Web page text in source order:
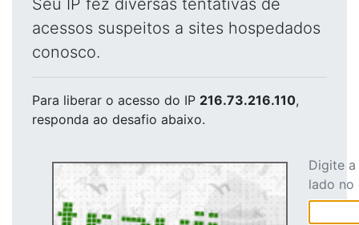
Seu IP fez diversas tentativas de
acessos suspeitos a sites hospedados
conosco.
Para liberar o acesso do IP 216.73.216.110,
responda ao desafio abaixo.
Digite
lado no